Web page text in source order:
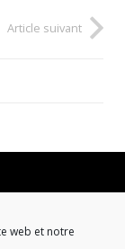
web et notre
Article suivant